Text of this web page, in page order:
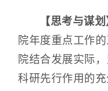
【思考与谋划
院年度重点工作
院结合发展实际
科研先行作用的